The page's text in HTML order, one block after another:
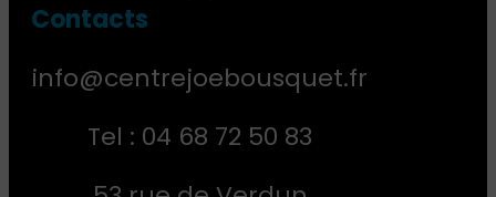
Contacts
info@centrejoebousquet.fr
Tel : 04 68 72 50 83